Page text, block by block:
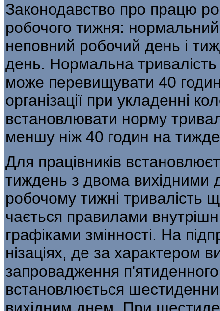
Законодавство про працю
робочого тижня:
неповний робочий день і
день. Нормальна тривалість
може перевищувати 40
організації при укладенні
встановлювати норму
меншу ніж 40 годин на
Для працівників
тиждень з двома
робочому тижні тривалість
чається правилами
графіками змінності. На
нізаціях, де за характером
запровадження
встановлюється